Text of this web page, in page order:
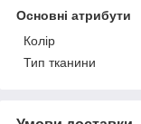
Основні атрибути
Колір
Тип тканини